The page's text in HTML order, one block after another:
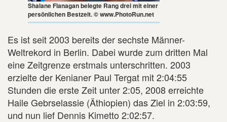
Shalane Flanagan belegte Rang drei mit einer
persönlichen Bestzeit. © www.PhotoRun.net
Es ist seit 2003 bereits der sechste Männer-
Weltrekord in Berlin. Dabei wurde zum dritten Mal
eine Zeitgrenze erstmals unterschritten. 2003
erzielte der Kenianer Paul Tergat mit 2:04:55
Stunden die erste Zeit unter 2:05, 2008 erreichte
Haile Gebrselassie (Äthiopien) das Ziel in 2:03:59,
und nun lief Dennis Kimetto 2:02:57.